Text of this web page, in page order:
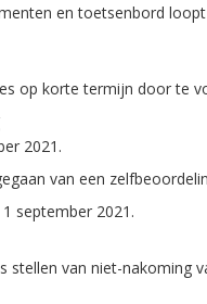
en toetsenbord
op korte termijn door te
2021.
van een
september 2021.
van niet-nakoming